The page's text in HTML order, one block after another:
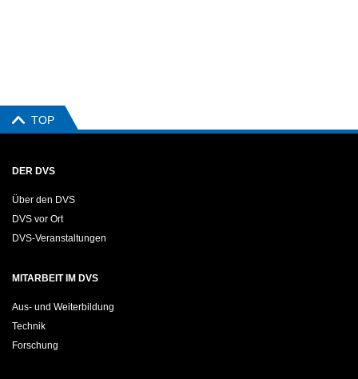
TOP
DER DVS
Über den DVS
DVS vor Ort
DVS-Veranstaltungen
MITARBEIT IM DVS
Aus- und Weiterbildung
Technik
Forschung